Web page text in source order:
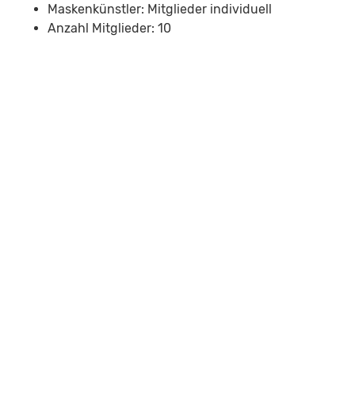
Maskenkünstler: Mitglieder individuell
Anzahl Mitglieder: 10